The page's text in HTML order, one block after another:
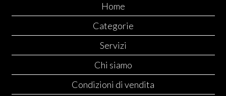
Home
Categorie
Servizi
Chi siamo
Condizioni di vendita